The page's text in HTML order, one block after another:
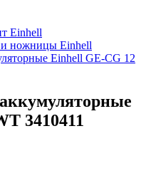
Einhell
и ножницы Einhell
Einhell GE-CG 12
3410411